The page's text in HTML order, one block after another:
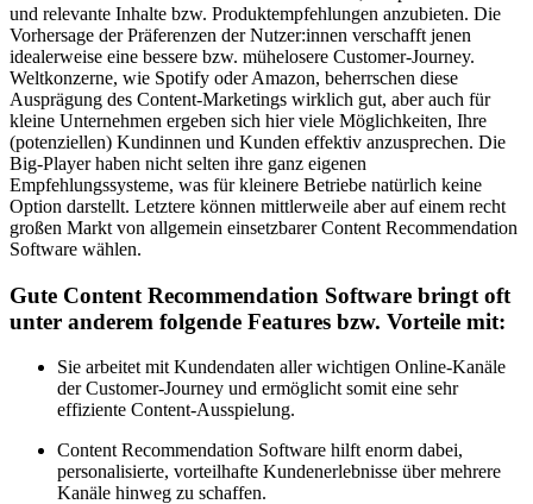
und relevante Inhalte bzw. Produktempfehlungen anzubieten. Die
Vorhersage der Präferenzen der Nutzer:innen verschafft jenen
idealerweise eine bessere bzw. mühelosere Customer-Journey.
Weltkonzerne, wie Spotify oder Amazon, beherrschen diese
Ausprägung des Content-Marketings wirklich gut, aber auch für
kleine Unternehmen ergeben sich hier viele Möglichkeiten, Ihre
(potenziellen) Kundinnen und Kunden effektiv anzusprechen. Die
Big-Player haben nicht selten ihre ganz eigenen
Empfehlungssysteme, was für kleinere Betriebe natürlich keine
Option darstellt. Letztere können mittlerweile aber auf einem recht
großen Markt von allgemein einsetzbarer Content Recommendation
Software wählen.
Gute Content Recommendation Software bringt oft
unter anderem folgende Features bzw. Vorteile mit:
Sie arbeitet mit Kundendaten aller wichtigen Online-Kanäle
der Customer-Journey und ermöglicht somit eine sehr
effiziente Content-Ausspielung.
Content Recommendation Software hilft enorm dabei,
personalisierte, vorteilhafte Kundenerlebnisse über mehrere
Kanäle hinweg zu schaffen.